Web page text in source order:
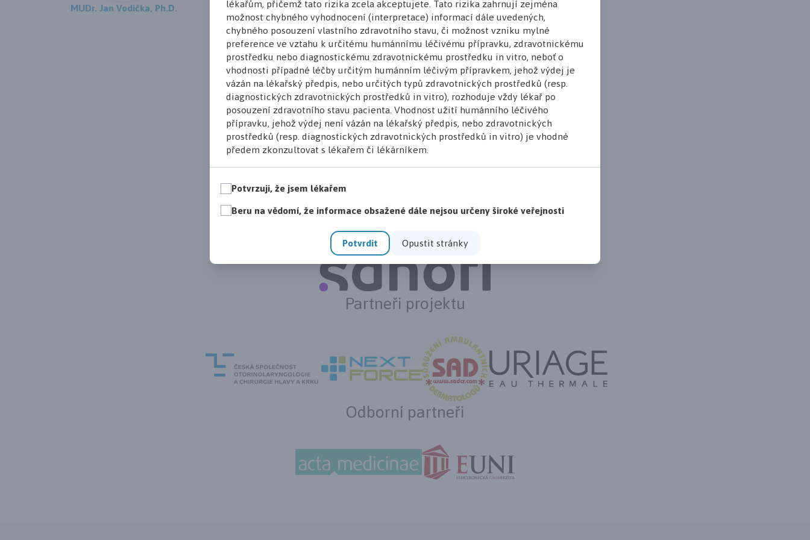
MUDr. Jan Vodička, Ph.D.
Nenechte si ujít žádnou novinku!
Přihlaste se
k odběru
newsletteru
Hlavní partner inzerce
Partneři projektu
Odborní partneři
lékařům, přičemž tato rizika zcela akceptujete. Tato rizika zahrnují zejména
možnost chybného vyhodnocení (interpretace) informací dále uvedených,
chybného posouzení vlastního zdravotního stavu, či možnost vzniku mylné
preference ve vztahu k určitému humánnímu léčivému přípravku, zdravotnickému
prostředku nebo diagnostickému zdravotnickému prostředku in vitro, neboť o
vhodnosti případné léčby určitým humánním léčivým přípravkem, jehož výdej je
vázán na lékařský předpis, nebo určitých typů zdravotnických prostředků (resp.
diagnostických zdravotnických prostředků in vitro), rozhoduje vždy lékař po
posouzení zdravotního stavu pacienta. Vhodnost užití humánního léčivého
přípravku, jehož výdej není vázán na lékařský předpis, nebo zdravotnických
prostředků (resp. diagnostických zdravotnických prostředků in vitro) je vhodné
předem zkonzultovat s lékařem či lékárníkem.
Potvrzuji, že jsem lékařem
Beru na vědomí, že informace obsažené dále nejsou určeny široké veřejnosti
Potvrdit Opustit stránky